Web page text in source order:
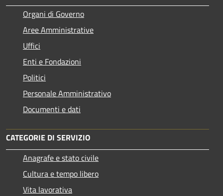
Organi di Governo
Aree Amministrative
Uffici
Enti e Fondazioni
Politici
Personale Amministrativo
Documenti e dati
CATEGORIE DI SERVIZIO
Anagrafe e stato civile
Cultura e tempo libero
Vita lavorativa